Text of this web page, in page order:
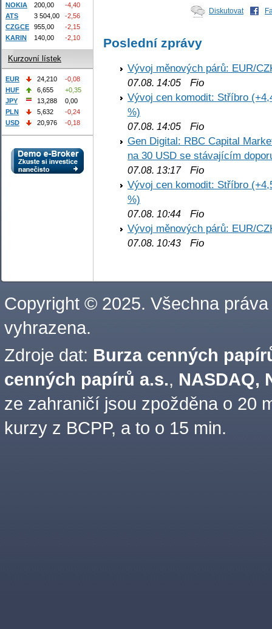
Diskutovat
Poslední zprávy
Vývoj měnových párů: EUR/
07.08. 14:05 Fio
Vývoj cen komodit: Stříbro
%)
07.08. 14:05 Fio
Gen Digital: RBC Capital
na 30 USD se stávajícím
07.08. 13:17Fio
Vývoj cen komodit: Stříbro
%)
07.08. 10:44 Fio
Vývoj měnových párů: EUR/
07.08. 10:43 Fio
NOKIA
200,00
-4,40
ATS
3 504,00
-2,56
CZGCE
955,00
-2,15
KARIN
140,00 -2,10
Kurzovní lístek
EUR 24,210
-0,08
HUF
6,655
+0,35
JPY
13,288
0,00
PLN
5,632
-0,24
USD
20,976 -0,18
Copyright © 2025. Všechna práva
vyhrazena.
Zdroje dat: Burza cenných
cenných papírů a.s., NASDAQ,
ze zahraničí jsou zpožděna o 20
kurzy z BCPP, a to o 15 min.